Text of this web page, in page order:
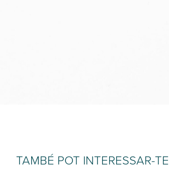
TAMBÉ POT INTERESSAR-TE